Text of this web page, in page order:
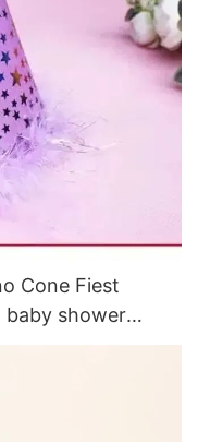
Cone Fiest
baby shower
Pascua